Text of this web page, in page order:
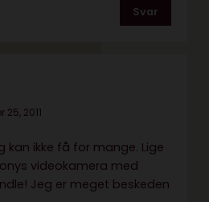
Svar
2011
kan ikke få for mange. Lige
videokamera med
Jeg er meget beskeden